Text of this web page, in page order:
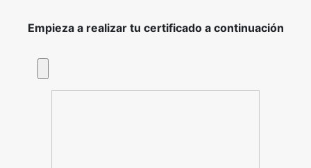
Empieza a realizar tu certificado a continuación